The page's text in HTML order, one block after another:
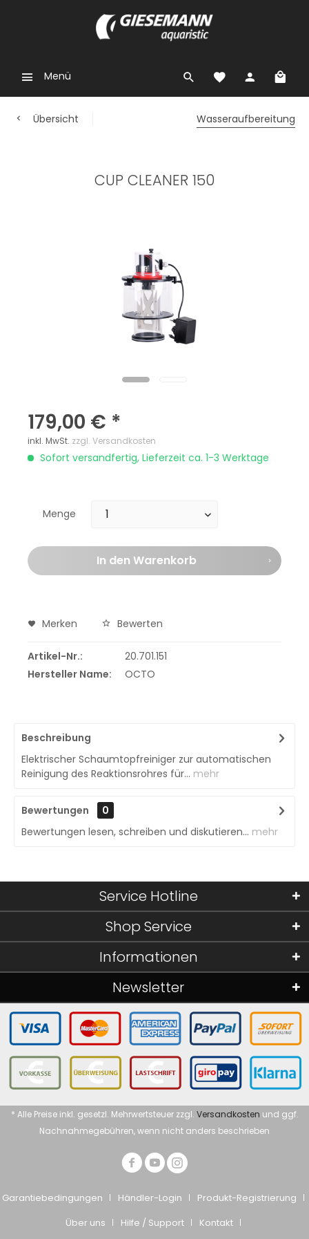
Menü
Übersicht Wasseraufbereitung
CUP CLEANER 150
179,00 € *
inkl. MwSt. zzgl. Versandkosten
Sofort versandfertig, Lieferzeit ca. 1-3 Werktage
Menge
In den Warenkorb
Merken Bewerten
Artikel-Nr.:
20.701.151
Hersteller Name:
OCTO
Beschreibung
Elektrischer Schaumtopfreiniger zur automatischen
Reinigung des Reaktionsrohres für... mehr
Bewertungen
0
Bewertungen lesen, schreiben und diskutieren... mehr
Service Hotline
Shop Service
Informationen
Newsletter
* Alle Preise inkl. gesetzl. Mehrwertsteuer zzgl. Versandkosten und ggf.
Nachnahmegebühren, wenn nicht anders beschrieben
Garantiebedingungen Händler-Login
Produkt-Registrierung
Über uns
Hilfe / Support Kontakt